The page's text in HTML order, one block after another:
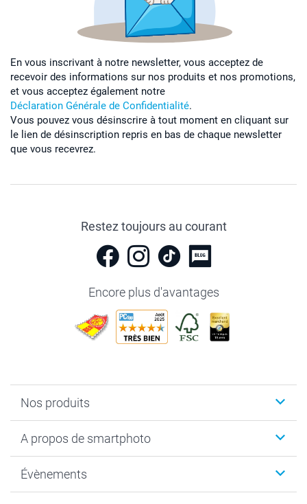
En vous inscrivant à notre newsletter, vous acceptez de
recevoir des informations sur nos produits et nos promotions,
et vous acceptez également notre
Déclaration Générale de Confidentialité.
Vous pouvez vous désinscrire à tout moment en cliquant sur
le lien de désinscription repris en bas de chaque newsletter
que vous recevrez.
Restez toujours au courant
Encore plus d'avantages
Nos produits
Cadeaux photo
MyNameBook
A propos de smartphoto
Durabilité
Évènements